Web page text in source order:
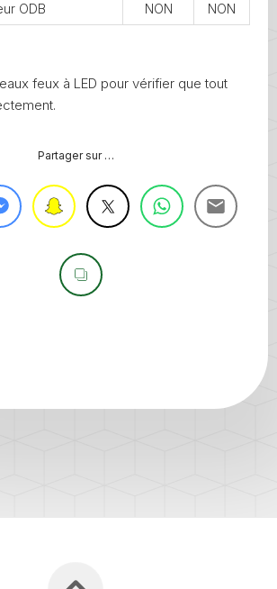
ODB NON NON
feux à LED pour vérifier que tout
Partager sur …